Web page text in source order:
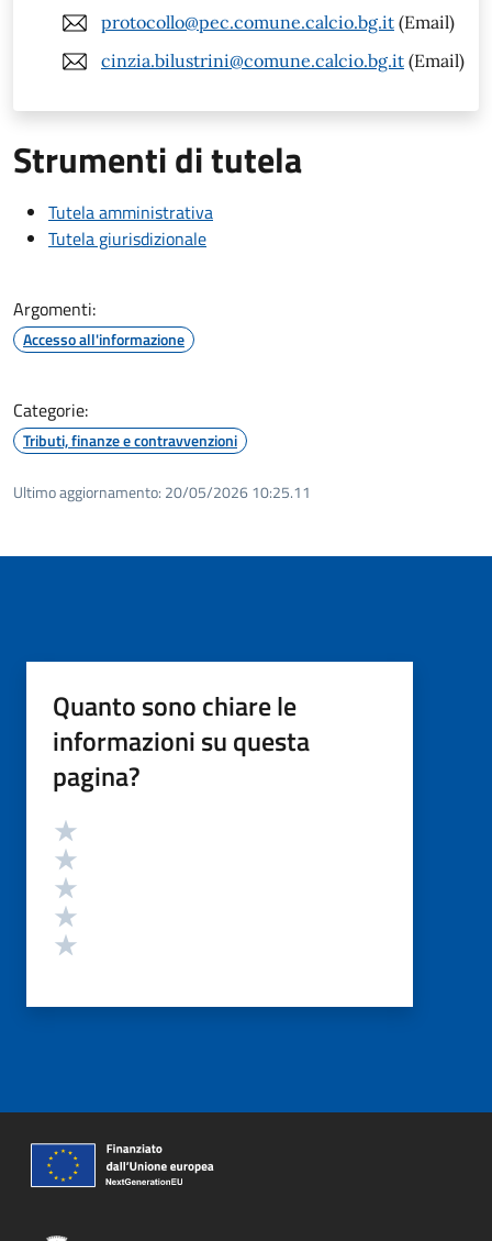
protocollo@pec.comune.calcio.bg.it (Email)
cinzia.bilustrini@comune.calcio.bg.it (Email)
Strumenti di tutela
Tutela amministrativa
Tutela giurisdizionale
Argomenti:
Accesso all'informazione
Categorie:
Tributi, finanze e contravvenzioni
Ultimo aggiornamento: 20/05/2026 10:25.11
Quanto sono chiare le
informazioni su questa
pagina?
Valutazione